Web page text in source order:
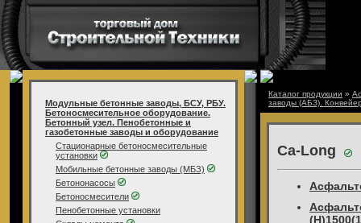
Модульные бетонные заводы, БСУ, РБУ.
Бетоносмесительное оборудование.
Бетонный узел. Пенобетонные и
газобетонные заводы и оборудование
Стационарные бетоносмесительные
установки
Мобильные бетонные заводы (МБЗ)
Бетононасосы
Бетоносмесители
Пенобетонные установки
Каталог продукции »
заводы (АБЗ).
Ca-Long